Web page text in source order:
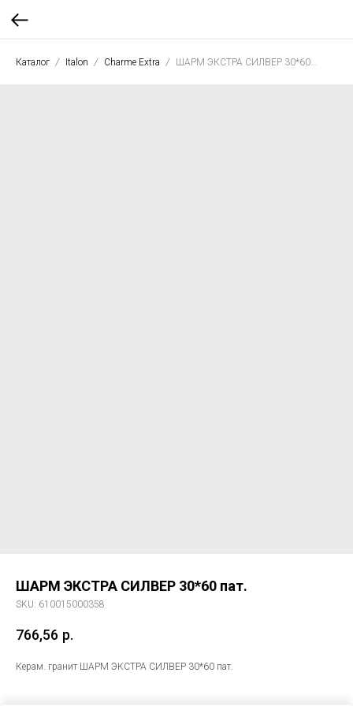
Каталог Italon Charme Extra
ШАРМ ЭКСТРА СИЛВЕР 30*60 пат.
SKU: 610015000358
766,56 р.
Керам. гранит ШАРМ ЭКСТРА СИЛВЕР 30*60 пат.